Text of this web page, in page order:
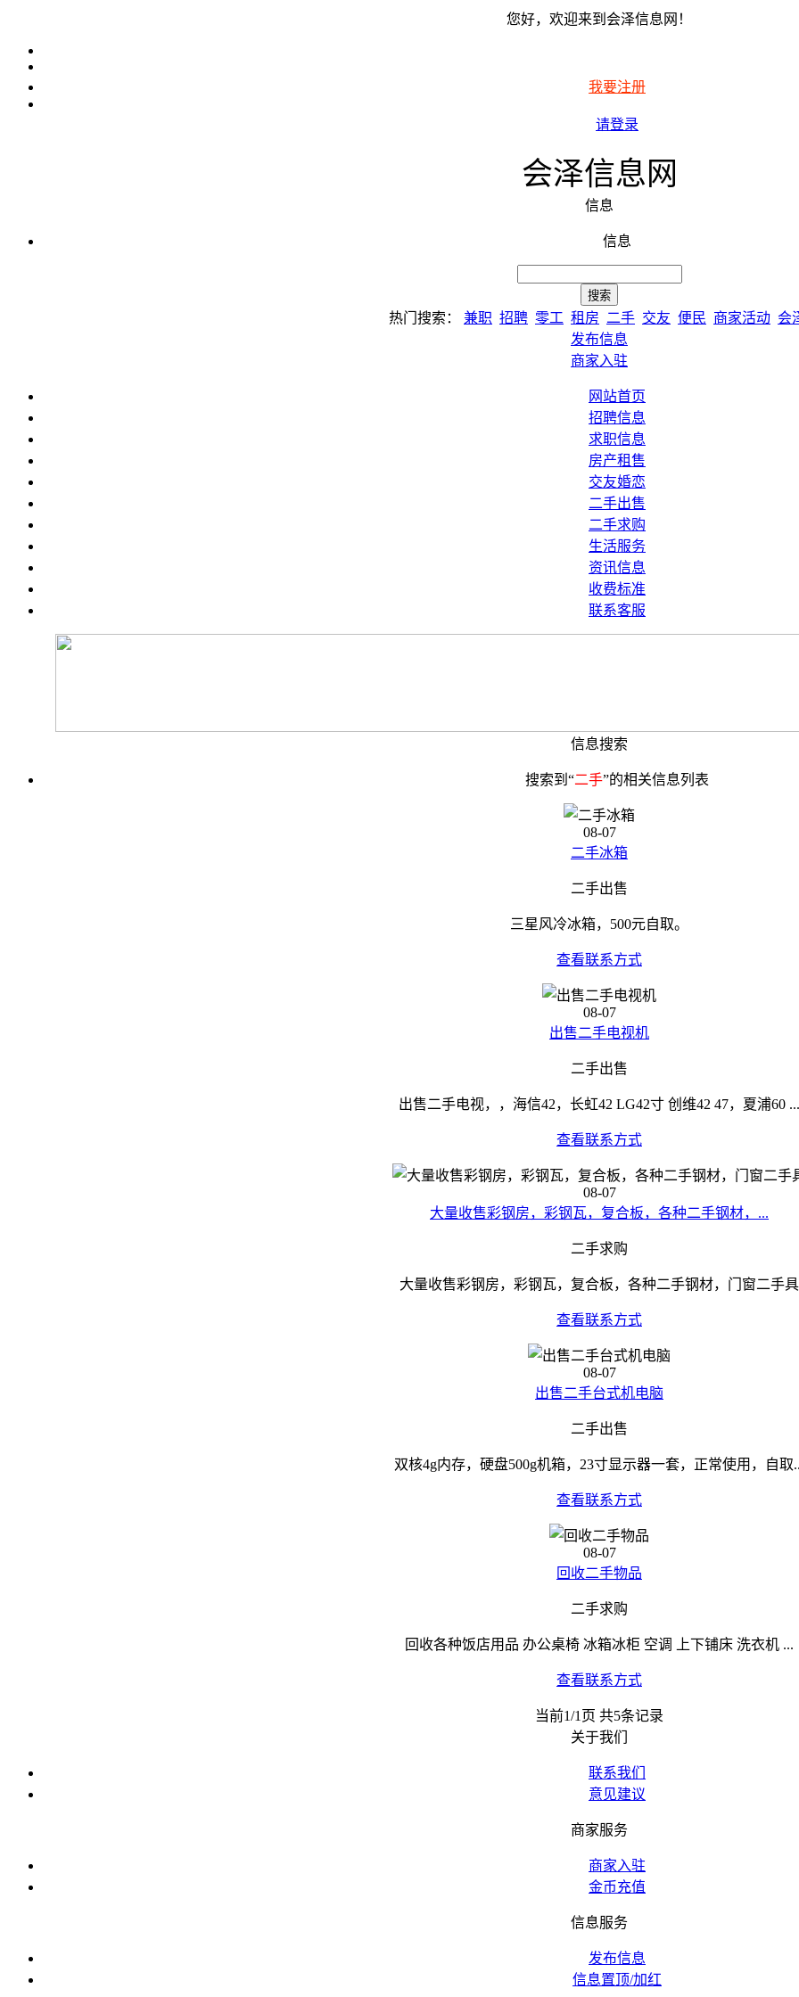
您好，欢迎来到会泽信息网！
我要注册
请登录
会泽信息网
信息
信息
热门搜索： 兼职 招聘 零工 租房 二手 交友 便民 商家活动 会
发布信息
商家入驻
网站首页
招聘信息
求职信息
房产租售
交友婚恋
二手出售
二手求购
生活服务
资讯信息
收费标准
联系客服
信息搜索
搜索到“二手”的相关信息列表
08-07
二手冰箱
二手出售
三星风冷冰箱，500元自取。
查看联系方式
08-07
出售二手电视机
二手出售
出售二手电视，，海信42，长虹42 LG42寸 创维42 47，夏浦60 ...
查看联系方式
08-07
大量收售彩钢房，彩钢瓦，复合板，各种二手钢材，...
二手求购
大量收售彩钢房，彩钢瓦，复合板，各种二手钢材，门窗二手具
查看联系方式
08-07
出售二手台式机电脑
二手出售
双核4g内存，硬盘500g机箱，23寸显示器一套，正常使用，自取
查看联系方式
08-07
回收二手物品
二手求购
回收各种饭店用品 办公桌椅 冰箱冰柜 空调 上下铺床 洗衣机 ...
查看联系方式
当前1/1页 共5条记录
关于我们
联系我们
意见建议
商家服务
商家入驻
金币充值
信息服务
发布信息
信息置顶/加红